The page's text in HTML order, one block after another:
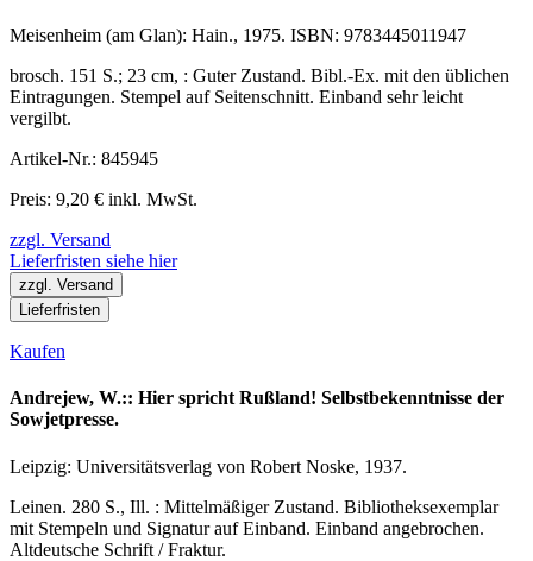
Meisenheim (am Glan): Hain., 1975. ISBN: 9783445011947
brosch. 151 S.; 23 cm, : Guter Zustand. Bibl.-Ex. mit den üblichen
Eintragungen. Stempel auf Seitenschnitt. Einband sehr leicht
vergilbt.
Artikel-Nr.: 845945
Preis: 9,20 € inkl. MwSt.
zzgl. Versand
Lieferfristen siehe hier
zzgl. Versand
Lieferfristen
Kaufen
Andrejew, W.:: Hier spricht Rußland! Selbstbekenntnisse der
Sowjetpresse.
Leipzig: Universitätsverlag von Robert Noske, 1937.
Leinen. 280 S., Ill. : Mittelmäßiger Zustand. Bibliotheksexemplar
mit Stempeln und Signatur auf Einband. Einband angebrochen.
Altdeutsche Schrift / Fraktur.